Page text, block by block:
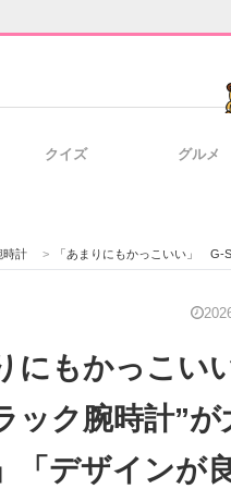
企業向けIT製品の総合サイト
クイズ グルメ
時計 > 「あまりにもかっこいい」 G-SHOCKの“オールブ
にもかっこ
ック腕時計”
「デザインが